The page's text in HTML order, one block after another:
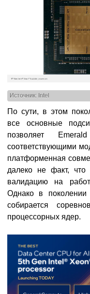
Источник: Intel
По сути, в этом
все основные
позволяет
соответствующими
платформенная
далеко не факт,
валидацию на
Однако в
собирается
процессорных ядер.